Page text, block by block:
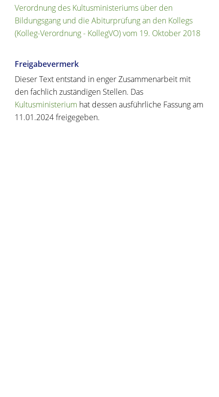
Verordnung des Kultusministeriums über den
Bildungsgang und die Abiturprüfung an den Kollegs
(Kolleg-Verordnung - KollegVO) vom 19. Oktober 2018
Freigabevermerk
Dieser Text entstand in enger Zusammenarbeit mit
den fachlich zuständigen Stellen. Das
Kultusministerium hat dessen ausführliche Fassung am
11.01.2024 freigegeben.